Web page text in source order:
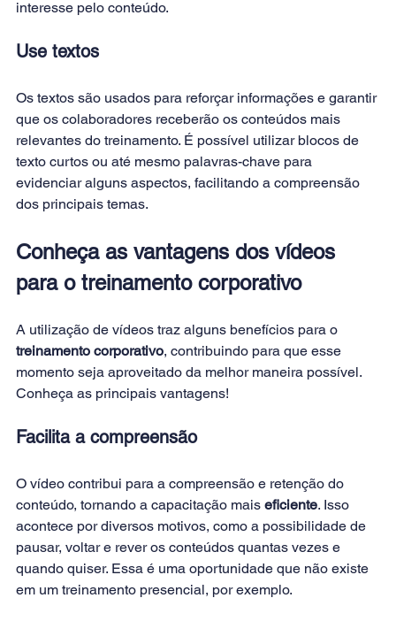
interesse pelo conteúdo.
Use textos
Os textos são usados para reforçar informações e garantir
que os colaboradores receberão os conteúdos mais
relevantes do treinamento. É possível utilizar blocos de
texto curtos ou até mesmo palavras-chave para
evidenciar alguns aspectos, facilitando a compreensão
dos principais temas.
Conheça as vantagens dos vídeos
para o treinamento corporativo
A utilização de vídeos traz alguns benefícios para o
treinamento corporativo, contribuindo para que esse
momento seja aproveitado da melhor maneira possível.
Conheça as principais vantagens!
Facilita a compreensão
O vídeo contribui para a compreensão e retenção do
conteúdo, tornando a capacitação mais eficiente. Isso
acontece por diversos motivos, como a possibilidade de
pausar, voltar e rever os conteúdos quantas vezes e
quando quiser. Essa é uma oportunidade que não existe
em um treinamento presencial, por exemplo.